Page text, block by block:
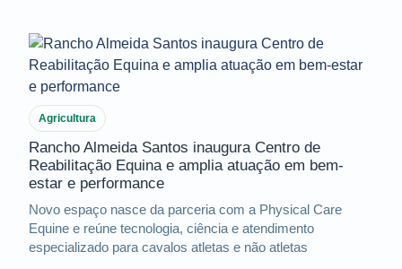
Agricultura
Rancho Almeida Santos inaugura Centro de
Reabilitação Equina e amplia atuação em bem-
estar e performance
Novo espaço nasce da parceria com a Physical Care
Equine e reúne tecnologia, ciência e atendimento
especializado para cavalos atletas e não atletas